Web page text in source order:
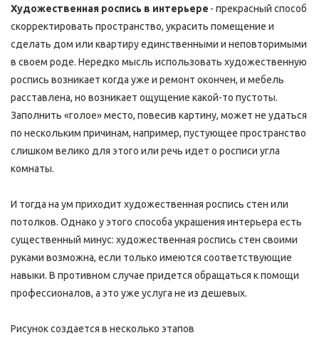
Художественная роспись в интерьере - прекрасный способ
скорректировать пространство, украсить помещение и
сделать дом или квартиру единственными и неповторимыми
в своем роде. Нередко мысль использовать художественную
роспись возникает когда уже и ремонт окончен, и мебель
расставлена, но возникает ощущение какой-то пустоты.
Заполнить «голое» место, повесив картину, может не удаться
по нескольким причинам, например, пустующее пространство
слишком велико для этого или речь идет о росписи угла
руками возможна, если только имеются соответствующие
навыки. В противном случае придется обращаться к помощи